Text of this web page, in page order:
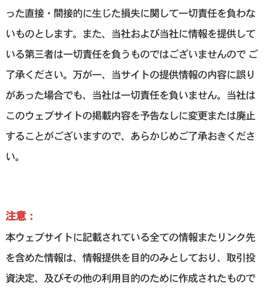
った直接・間接的に生じた損失に関して一切責任を負わな
いものとします。また、当社および当社に情報を提供して
いる第三者は一切責任を負うものではございませんので ご
了承ください。万が一、当サイトの提供情報の内容に誤り
があった場合でも、当社は一切責任を負いません。当社は
このウェブサイトの掲載内容を予告なしに変更または廃止
することがございますので、あらかじめご了承おきくださ
い。
注意：
本ウェブサイトに記載されている全ての情報またリンク先
を含めた情報は、情報提供を目的のみとしており、取引投
資決定、及びその他の利用目的のために作成されたもので